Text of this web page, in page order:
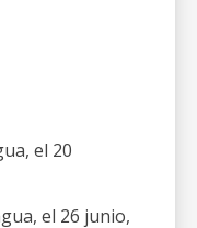
el 20
el 26 junio,